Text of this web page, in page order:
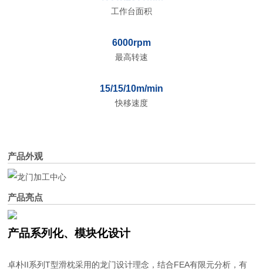
工作台面积
6000rpm
最高转速
15/15/10m/min
快移速度
产品外观
产品亮点
产品系列化、模块化设计
卓朴II系列T型滑枕采用的龙门设计理念，结合FEA有限元分析，有